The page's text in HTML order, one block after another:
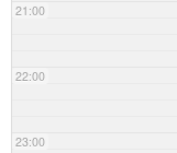
21:00
22:00
23:00